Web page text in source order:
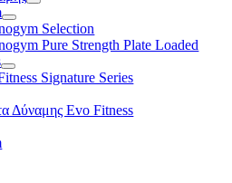
Selection
Pure Strength Plate Loaded
Signature Series
Δύναμης Evo Fitness